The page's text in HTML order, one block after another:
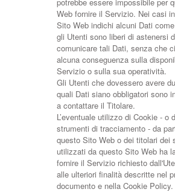
Web fornire il Servizio. Nei casi
Sito Web indichi alcuni Dati
gli Utenti sono liberi di astenersi
comunicare tali Dati, senza che
alcuna conseguenza sulla
Servizio o sulla sua operatività.
Gli Utenti che dovessero avere
quali Dati siano obbligatori sono
a contattare il Titolare.
L’eventuale utilizzo di Cookie - o
strumenti di tracciamento - da
questo Sito Web o dei titolari dei
utilizzati da questo Sito Web ha
fornire il Servizio richiesto
alle ulteriori finalità descritte nel
documento e nella Cookie Policy.